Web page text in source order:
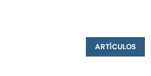
ARTÍCULOS